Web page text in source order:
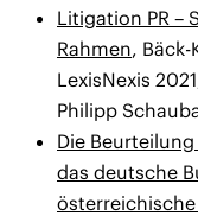
Litigation PR –
Rahmen,
LexisNexis
Philipp
Die
das deutsche